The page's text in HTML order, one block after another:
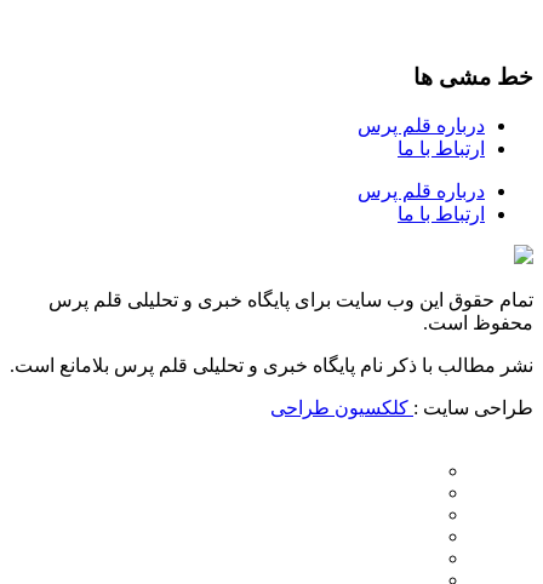
خط مشی ها
درباره قلم پرس
ارتباط با ما
درباره قلم پرس
ارتباط با ما
تمام حقوق این وب سایت برای پایگاه خبری و تحلیلی قلم پرس
محفوظ است.
نشر مطالب با ذکر نام پایگاه خبری و تحلیلی قلم پرس بلامانع است.
طراحی سایت : کلکسیون طراحی